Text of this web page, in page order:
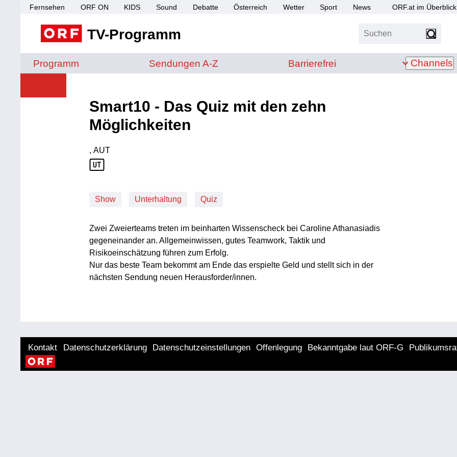
Fernsehen ORF ON KIDS Sound Debatte Österreich Wetter Sport News ORF.at im Überblick
TV-Programm Suchen
Programm Sendungen von A bis Z
Sendungen A-Z Barrierefrei
Barrierefrei Channels
Smart10 - Das Quiz mit den zehn
Möglichkeiten
Produktionsland: AUT
, AUT
Show Unterhaltung Quiz
Zwei Zweierteams treten im beinharten Wissenscheck bei Caroline Athanasiadis
gegeneinander an. Allgemeinwissen, gutes Teamwork, Taktik und
Risikoeinschätzung führen zum Erfolg.
Nur das beste Team bekommt am Ende das erspielte Geld und stellt sich in der
nächsten Sendung neuen Herausforder/innen.
Kontakt Datenschutzerklärung Datenschutzeinstellungen Offenlegung Bekanntgabe laut ORF-G